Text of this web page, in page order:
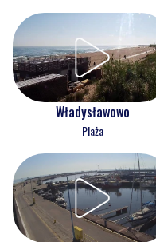
Władysławowo
Plaża